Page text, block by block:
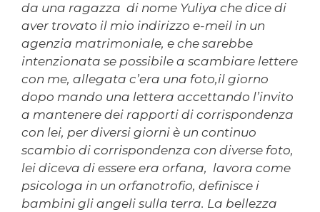
da una ragazza di nome Yuliya che dice di
aver trovato il mio indirizzo e-meil in un
agenzia matrimoniale, e che sarebbe
intenzionata se possibile a scambiare lettere
con me, allegata c’era una foto,il giorno
dopo mando una lettera accettando l’invito
a mantenere dei rapporti di corrispondenza
con lei, per diversi giorni è un continuo
scambio di corrispondenza con diverse foto,
lei diceva di essere era orfana, lavora come
psicologa in un orfanotrofio, definisce i
bambini gli angeli sulla terra. La bellezza